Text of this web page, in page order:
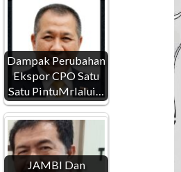
Dampak Perubahan
Ekspor CPO Satu
Satu PintuMrlalui…
JAMBI Dan